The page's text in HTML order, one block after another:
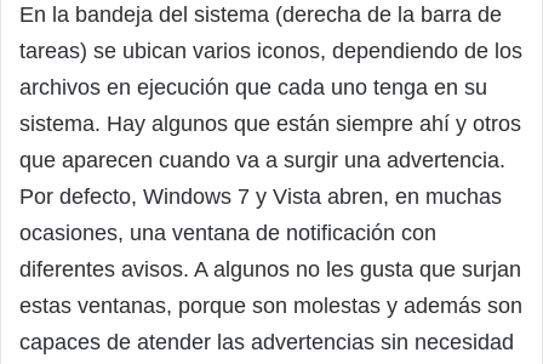
En la bandeja del sistema (derecha de la barra de
tareas) se ubican varios iconos, dependiendo de los
archivos en ejecución que cada uno tenga en su
sistema. Hay algunos que están siempre ahí y otros
que aparecen cuando va a surgir una advertencia.
Por defecto, Windows 7 y Vista abren, en muchas
ocasiones, una ventana de notificación con
diferentes avisos. A algunos no les gusta que surjan
estas ventanas, porque son molestas y además son
capaces de atender las advertencias sin necesidad